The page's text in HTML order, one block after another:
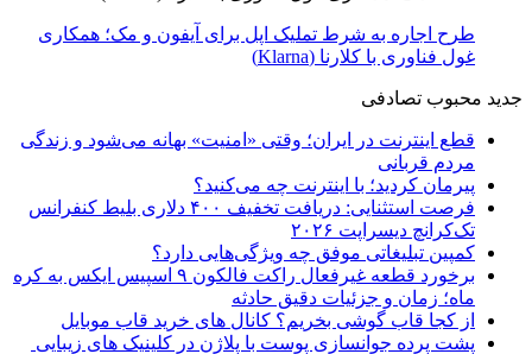
طرح اجاره به شرط تملیک اپل برای آیفون و مک؛ همکاری
غول فناوری با کلارنا (Klarna)
جدید محبوب تصادفی
قطع اینترنت در ایران؛ وقتی «امنیت» بهانه می‌شود و زندگی
مردم قربانی
پیرمان کردید؛ با اینترنت چه می‌کنید؟
فرصت استثنایی: دریافت تخفیف ۴۰۰ دلاری بلیط کنفرانس
تک‌کرانچ دیسراپت ۲۰۲۶
کمپین تبلیغاتی موفق چه ویژگی‌هایی دارد؟
برخورد قطعه غیرفعال راکت فالکون ۹ اسپیس ایکس به کره
ماه؛ زمان و جزئیات دقیق حادثه
از کجا قاب گوشی بخریم؟ کانال های خرید قاب موبایل
پشت پرده جوانسازی پوست با پلاژن در کلینیک های زیبایی